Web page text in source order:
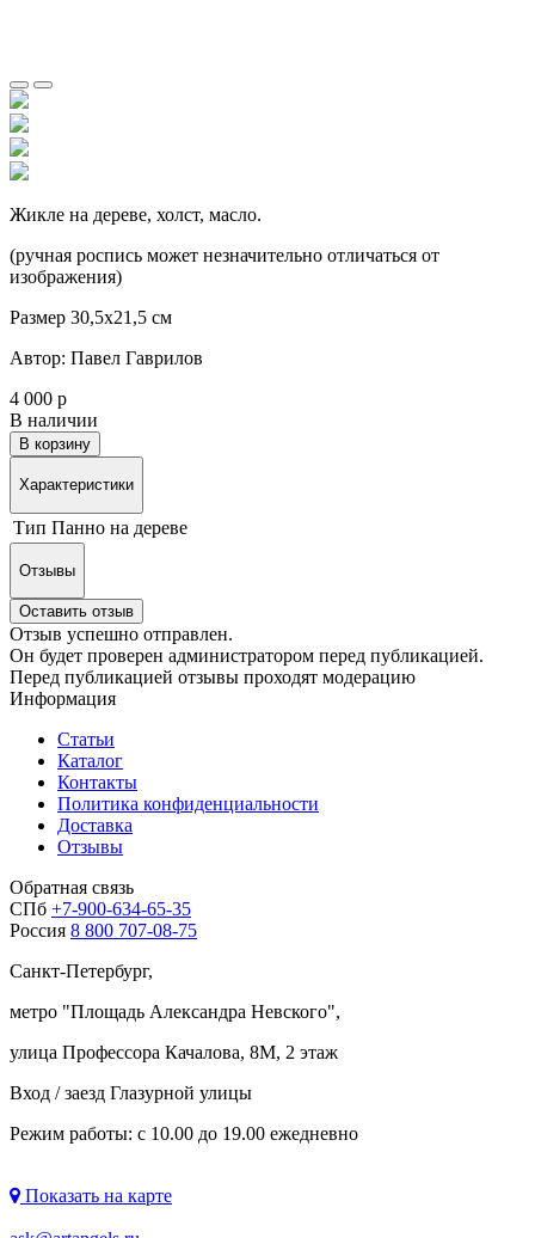
Жикле на дереве, холст, масло.
(ручная роспись может незначительно отличаться от
изображения)
Размер 30,5х21,5 см
Автор: Павел Гаврилов
4 000 р
В наличии
В корзину
Характеристики
Тип Панно на дереве
Отзывы
Оставить отзыв
Отзыв успешно отправлен.
Он будет проверен администратором перед публикацией.
Перед публикацией отзывы проходят модерацию
Информация
Статьи
Каталог
Контакты
Политика конфиденциальности
Доставка
Отзывы
Обратная связь
СПб +7-900-634-65-35
Россия 8 800 707-08-75
Санкт-Петербург,
метро "Площадь Александра Невского",
улица Профессора Качалова, 8М, 2 этаж
Вход / заезд Глазурной улицы
Режим работы: с 10.00 до 19.00 ежедневно
Показать на карте